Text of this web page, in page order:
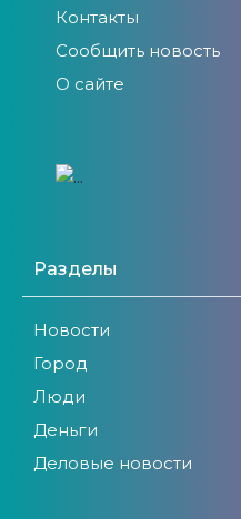
Контакты
Сообщить новость
О сайте
Разделы
Новости
Город
Люди
Деньги
Деловые новости